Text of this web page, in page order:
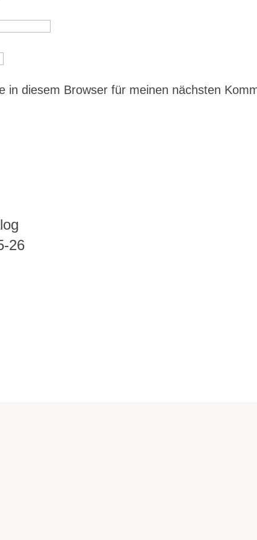
in diesem Browser für meinen nächsten
26